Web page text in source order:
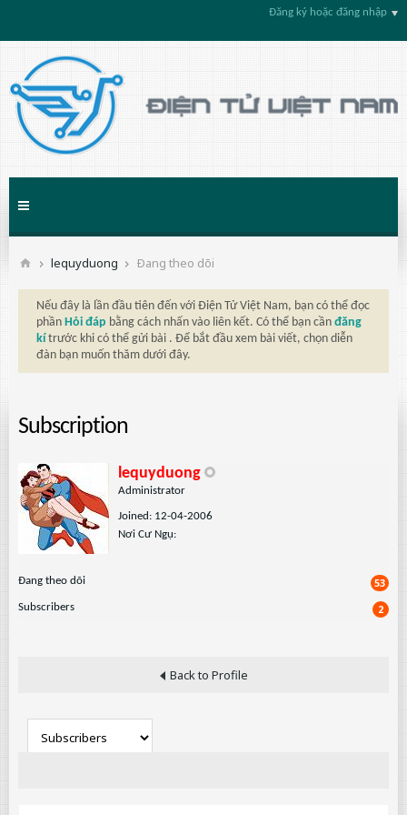
Đăng ký hoặc đăng nhập
lequyduong Ðang theo dõi
Nếu đây là lần đầu tiên đến với Điện Tử Việt Nam, bạn có thể đọc
phần Hỏi đáp bằng cách nhấn vào liên kết. Có thể bạn cần đăng
kí trước khi có thể gửi bài . Để bắt đầu xem bài viết, chọn diễn
đàn bạn muốn thăm dưới đây.
Subscription
lequyduong
Administrator
Joined: 12-04-2006
Nơi Cư Ngụ:
Ðang theo dõi 53
Subscribers 2
Back to Profile